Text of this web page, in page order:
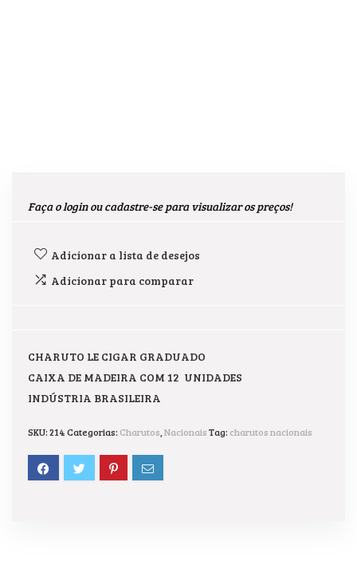
Faça o login ou cadastre-se para visualizar os preços!
Adicionar a lista de desejos
Adicionar para comparar
CHARUTO LE CIGAR GRADUADO
CAIXA DE MADEIRA COM 12 UNIDADES
INDÚSTRIA BRASILEIRA
SKU:214Categorias: Charutos NacionaisTag: charutos nacionais